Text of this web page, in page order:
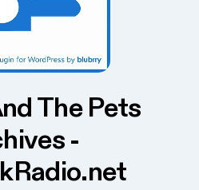
The Pets
-